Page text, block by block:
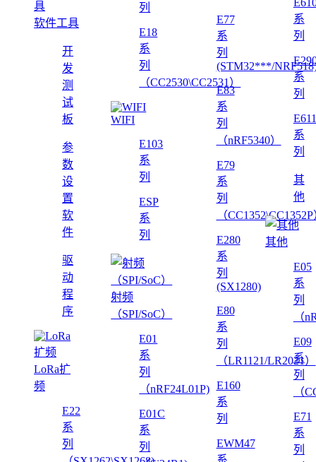
软件工具
开
发
测
试
板
参
数
设
置
软
件
驱
动
程
序
LoRa扩
频
E22
系
列
列
E18
系
列
（CC2530\CC2531）
WIFI
E103
系
列
ESP
系
列
射频
（SPI/SoC）
E01
系
列
（nRF24L01P)
E01C
系
列
E77
系
列
(STM32***/
E83
系
列
（nRF5340）
E79
系
列
（
E280
系
列
(SX1280)
E80
系
列
（LR1121/LR2021）
E160
系
列
EWM47
系
系
列
系
列
E611
系
列
其
他
其他
E05
系
列
（
E09
系
列
（
E71
系
列